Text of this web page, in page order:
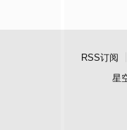
RSS订阅
星